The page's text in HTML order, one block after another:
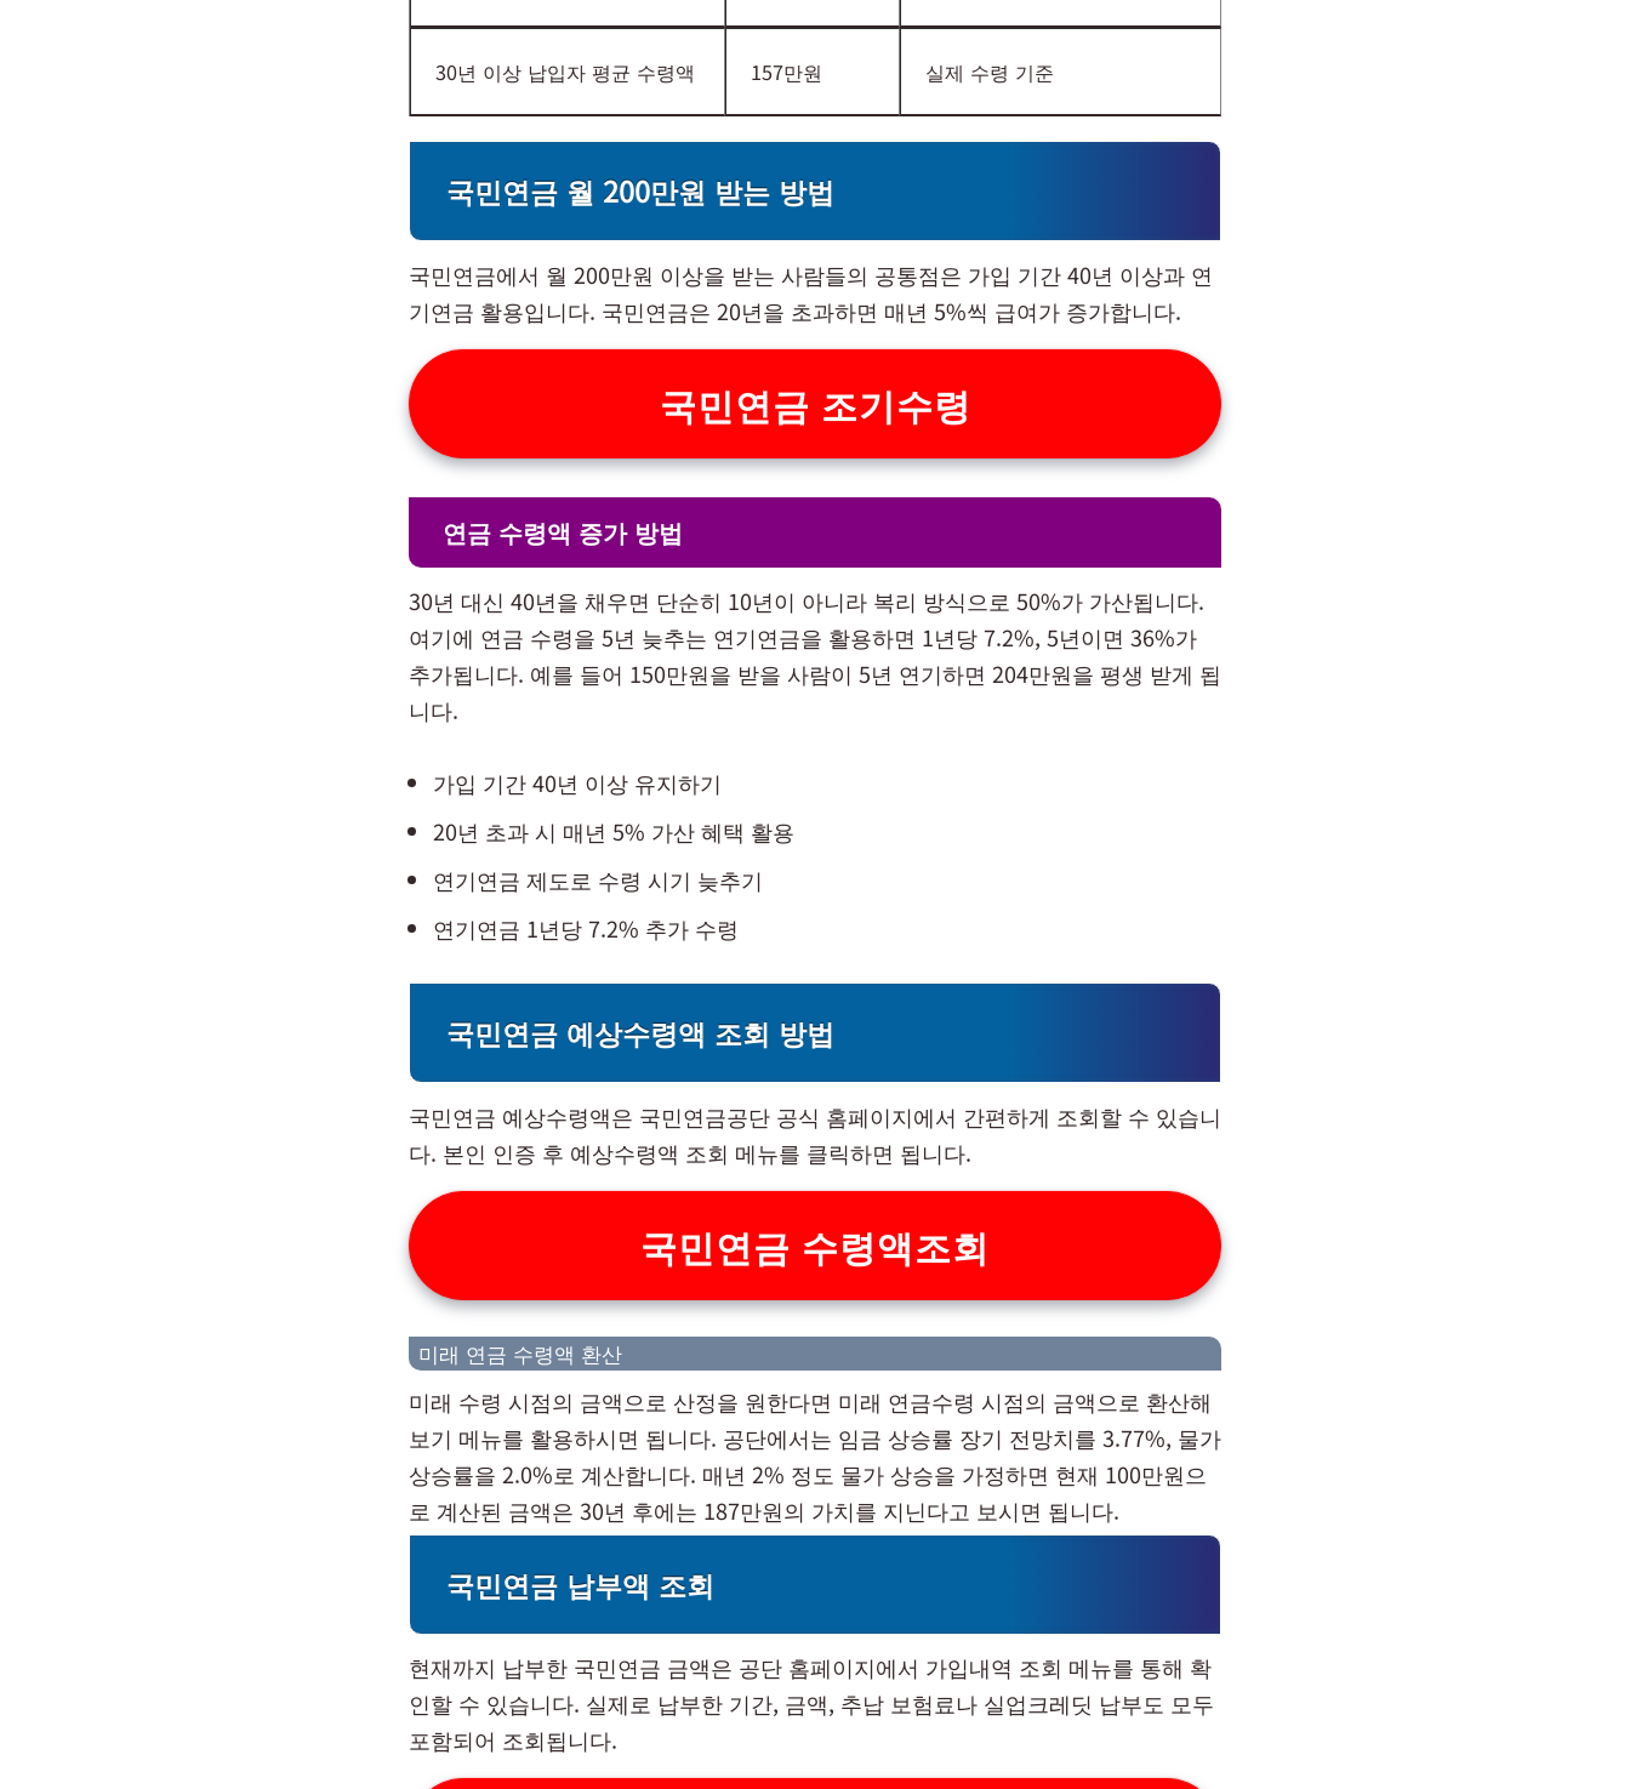
30년 이상 납입자 평균 수령액 157만원 실제 수령 기준
국민연금 월 200만원 받는 방법
국민연금에서 월 200만원 이상을 받는 사람들의 공통점은 가입 기간 40년 이상과 연
기연금 활용입니다. 국민연금은 20년을 초과하면 매년 5%씩 급여가 증가합니다.
국민연금 조기수령
연금 수령액 증가 방법
30년 대신 40년을 채우면 단순히 10년이 아니라 복리 방식으로 50%가 가산됩니다.
여기에 연금 수령을 5년 늦추는 연기연금을 활용하면 1년당 7.2%, 5년이면 36%가
추가됩니다. 예를 들어 150만원을 받을 사람이 5년 연기하면 204만원을 평생 받게 됩
니다.
가입 기간 40년 이상 유지하기
20년 초과 시 매년 5% 가산 혜택 활용
연기연금 제도로 수령 시기 늦추기
연기연금 1년당 7.2% 추가 수령
국민연금 예상수령액 조회 방법
국민연금 예상수령액은 국민연금공단 공식 홈페이지에서 간편하게 조회할 수 있습니
다. 본인 인증 후 예상수령액 조회 메뉴를 클릭하면 됩니다.
국민연금 수령액조회
미래 연금 수령액 환산
미래 수령 시점의 금액으로 산정을 원한다면 미래 연금수령 시점의 금액으로 환산해
보기 메뉴를 활용하시면 됩니다. 공단에서는 임금 상승률 장기 전망치를 3.77%, 물가
상승률을 2.0%로 계산합니다. 매년 2% 정도 물가 상승을 가정하면 현재 100만원으
로 계산된 금액은 30년 후에는 187만원의 가치를 지닌다고 보시면 됩니다.
국민연금 납부액 조회
현재까지 납부한 국민연금 금액은 공단 홈페이지에서 가입내역 조회 메뉴를 통해 확
인할 수 있습니다. 실제로 납부한 기간, 금액, 추납 보험료나 실업크레딧 납부도 모두
포함되어 조회됩니다.